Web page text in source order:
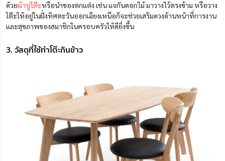
ด้วยผ้าปูโต๊ะหรือนำของตกแต่ง เช่น แจกันดอกไม้ มาวางไว้ตรงข้าม หรือวาง
โต๊ะให้อยู่ในฝั่งทิศตะวันออกเฉียงเหนือก็จะช่วยเสริมดวงด้านหน้าที่การงาน
และสุขภาพของสมาชิกในครอบครัวให้ดียิ่งขึ้น
3. วัสดุที่ใช้ทำโต๊ะกินข้าว